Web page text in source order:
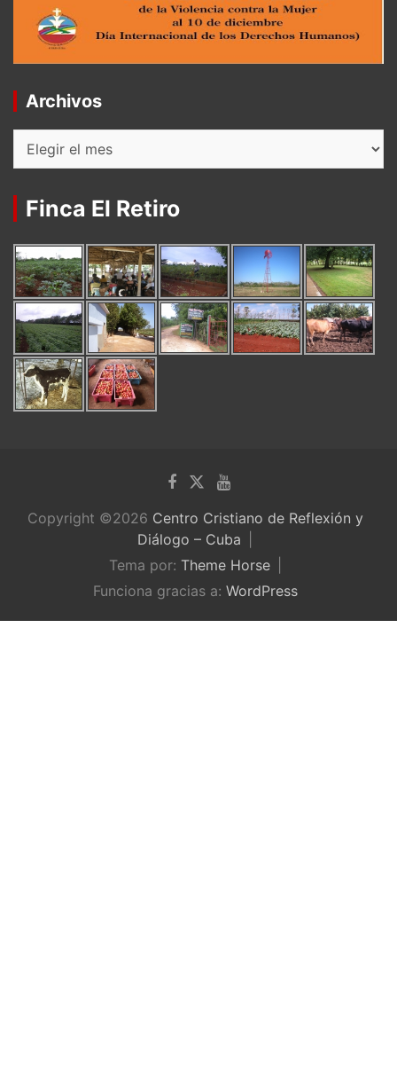
Archivos
Archivos
Finca El Retiro
Copyright ©2026 Centro Cristiano de Reflexión y
Diálogo – Cuba
Tema por: Theme Horse
Funciona gracias a: WordPress